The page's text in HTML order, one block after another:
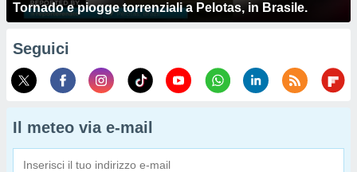
Tornado e piogge torrenziali a Pelotas, in Brasile.
Seguici
Il meteo via e-mail